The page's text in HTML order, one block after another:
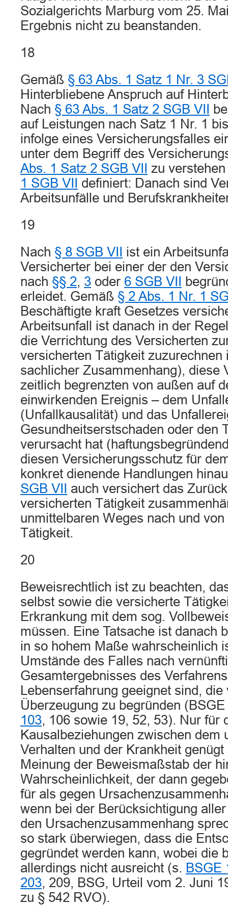
Sozialgerichts Marburg vom 25.
Ergebnis nicht zu beanstanden.
18
Gemäß § 63 Abs. 1 Satz 1 Nr. 3
Hinterbliebene Anspruch auf
Nach § 63 Abs. 1 Satz 2 SGB VII
auf Leistungen nach Satz 1 Nr. 1
infolge eines Versicherungsfalles
unter dem Begriff des
Abs. 1 Satz 2 SGB VII
zu
1 SGB VII
definiert: Danach sind
Arbeitsunfälle und
19
Nach § 8 SGB VII
ist ein
Versicherter bei einer der den
nach §§ 2, 3 oder 6 SGB VII
erleidet. Gemäß § 2 Abs. 1 Nr. 1
Beschäftigte kraft Gesetzes
Arbeitsunfall ist danach in der
die Verrichtung des Versicherten
versicherten Tätigkeit zuzurechnen
sachlicher Zusammenhang), diese
zeitlich begrenzten von außen auf
einwirkenden Ereignis – dem
(Unfallkausalität) und das
Gesundheitserstschaden oder den
verursacht hat
diesen Versicherungsschutz für
konkret dienende Handlungen
SGB VII
auch versichert das
versicherten Tätigkeit
unmittelbaren Weges nach und
Tätigkeit.
20
Beweisrechtlich ist zu beachten,
selbst sowie die versicherte
Erkrankung mit dem sog.
müssen. Eine Tatsache ist danach
in so hohem Maße wahrscheinlich
Umstände des Falles nach
Gesamtergebnisses des
Lebenserfahrung geeignet sind,
Überzeugung zu begründen
103, 106 sowie 19, 52, 53). Nur für
Kausalbeziehungen zwischen dem
Verhalten und der Krankheit
Meinung der Beweismaßstab der
Wahrscheinlichkeit, der dann
für als gegen
wenn bei der Berücksichtigung
den Ursachenzusammenhang
so stark überwiegen, dass die
gegründet werden kann, wobei die
allerdings nicht ausreicht (s. BSGE
203, 209, BSG, Urteil vom 2. Juni
zu § 542 RVO).